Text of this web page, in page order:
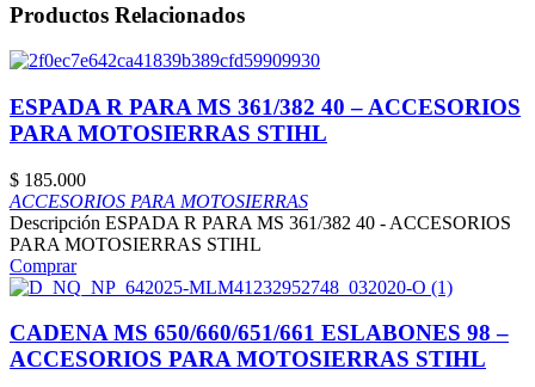
Productos Relacionados
ESPADA R PARA MS 361/382 40 – ACCESORIOS
PARA MOTOSIERRAS STIHL
$ 185.000
ACCESORIOS PARA MOTOSIERRAS
Descripción ESPADA R PARA MS 361/382 40 - ACCESORIOS
PARA MOTOSIERRAS STIHL
Comprar
CADENA MS 650/660/651/661 ESLABONES 98 –
ACCESORIOS PARA MOTOSIERRAS STIHL